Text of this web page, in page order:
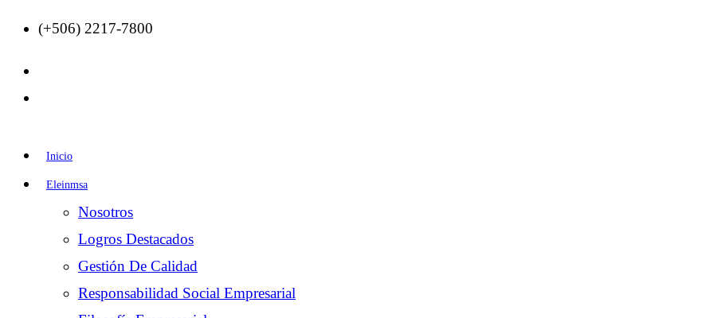
(+506) 2217-7800
Inicio
Eleinmsa
Nosotros
Logros Destacados
Gestión De Calidad
Responsabilidad Social Empresarial